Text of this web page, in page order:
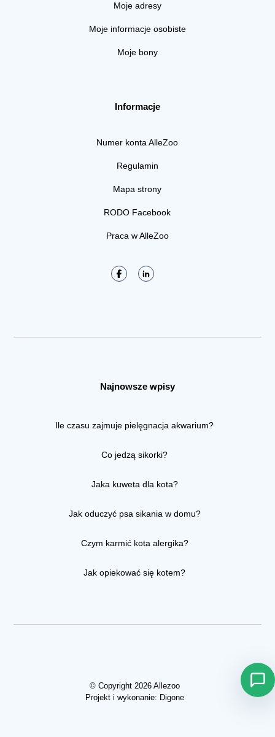
Moje adresy
Moje informacje osobiste
Moje bony
Informacje
Numer konta AlleZoo
Regulamin
Mapa strony
RODO Facebook
Praca w AlleZoo
Najnowsze wpisy
Ile czasu zajmuje pielęgnacja akwarium?
Co jedzą sikorki?
Jaka kuweta dla kota?
Jak oduczyć psa sikania w domu?
Czym karmić kota alergika?
Jak opiekować się kotem?
© Copyright 2026 Allezoo
Projekt i wykonanie: Digone